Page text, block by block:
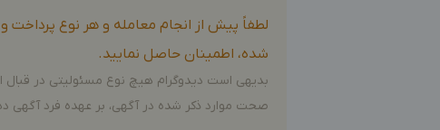
لطفاً پیش از انجام معامله و هر نوع پرداخت
شده، اطمینان حاصل نمایید.
بدیهی است دیدوگرام هیچ نوع مسئولیتی در قبال
صحت موارد ذکر شده در آگهی، بر عهده فرد آگهی